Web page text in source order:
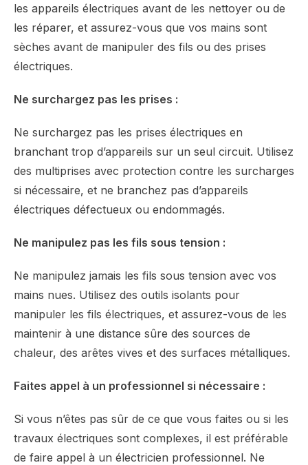
les appareils électriques avant de les nettoyer ou de
les réparer, et assurez-vous que vos mains sont
sèches avant de manipuler des fils ou des prises
électriques.
Ne surchargez pas les prises :
Ne surchargez pas les prises électriques en
branchant trop d’appareils sur un seul circuit. Utilisez
des multiprises avec protection contre les surcharges
si nécessaire, et ne branchez pas d’appareils
électriques défectueux ou endommagés.
Ne manipulez pas les fils sous tension :
Ne manipulez jamais les fils sous tension avec vos
mains nues. Utilisez des outils isolants pour
manipuler les fils électriques, et assurez-vous de les
maintenir à une distance sûre des sources de
chaleur, des arêtes vives et des surfaces métalliques.
Faites appel à un professionnel si nécessaire :
Si vous n’êtes pas sûr de ce que vous faites ou si les
travaux électriques sont complexes, il est préférable
de faire appel à un électricien professionnel. Ne